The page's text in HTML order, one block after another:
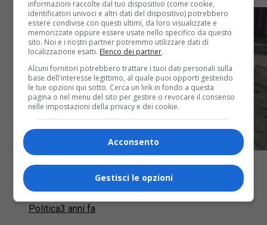
Politica3 anni fa
informazioni raccolte dal tuo dispositivo (come cookie,
identificatori univoci e altri dati del dispositivo) potrebbero
essere condivise con questi ultimi, da loro visualizzate e
memorizzate oppure essere usate nello specifico da questo
sito. Noi e i nostri partner potremmo utilizzare dati di
localizzazione esatti. Elenco dei partner.
Alcuni fornitori potrebbero trattare i tuoi dati personali sulla
base dell'interesse legittimo, al quale puoi opporti gestendo
le tue opzioni qui sotto. Cerca un link in fondo a questa
pagina o nel menu del sito per gestire o revocare il consenso
nelle impostazioni della privacy e dei cookie.
Acconsento
Gestisci le opzioni